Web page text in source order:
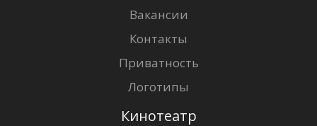
Вакансии
Контакты
Приватность
Логотипы
Кинотеатр